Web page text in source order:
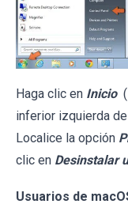
Haga clic en Inicio
inferior izquierda
Localice la opción
clic en Desinstalar
Usuarios de